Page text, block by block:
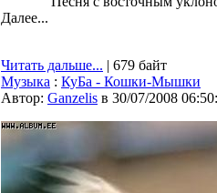
Далее...
Читать дальше... | 679 байт
Музыка : КуБа - Кошки-Мышки
Автор: Ganzelis в 30/07/2008